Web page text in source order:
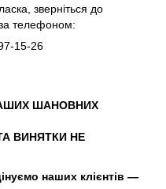
зверніться до
телефоном:
15-26
ШАНОВНИХ
ВИНЯТКИ НЕ
наших клієнтів —